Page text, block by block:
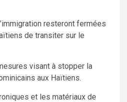
resteront fermées
de transiter sur le
visant à stopper la
aux Haïtiens.
et les matériaux de